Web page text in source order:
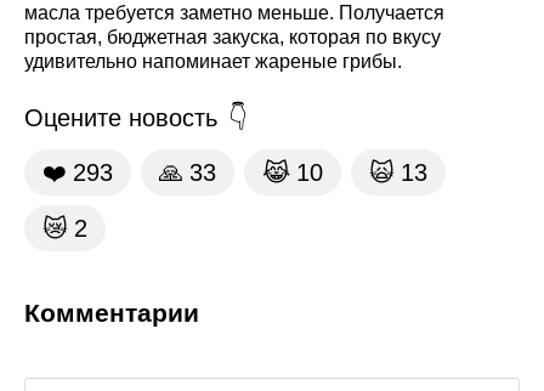
масла требуется заметно меньше. Получается
простая, бюджетная закуска, которая по вкусу
удивительно напоминает жареные грибы.
Оцените новость
❤️ 293 🙏 33 😹 10 🙀 13
😿 2
Комментарии